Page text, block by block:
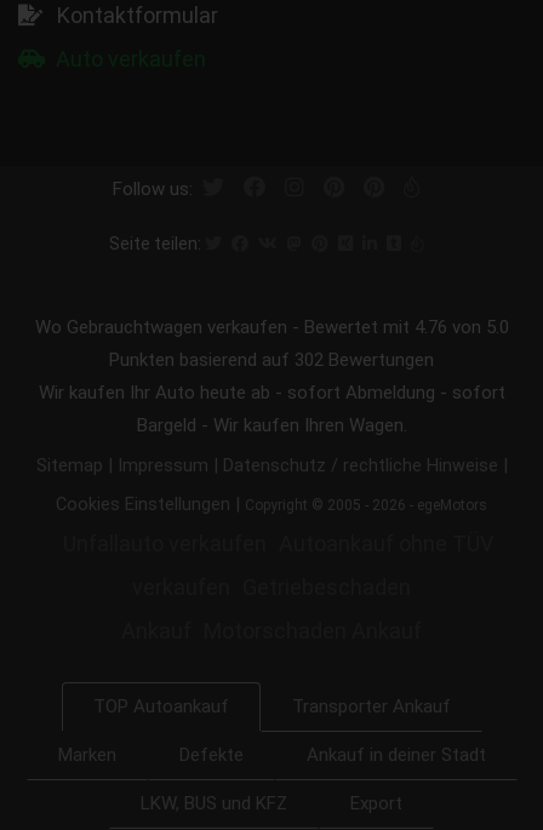
Kontaktformular
Follow us:
Seite teilen:
Wo Gebrauchtwagen verkaufen - Bewertet mit 4.76 von 5.0
Punkten basierend auf 302 Bewertungen
Wir kaufen Ihr Auto heute ab - sofort Abmeldung - sofort
Bargeld - Wir kaufen Ihren Wagen.
Sitemap | Impressum | Datenschutz / rechtliche Hinweise |
Cookies Einstellungen | Copyright © 2005 - 2026 - egeMotors
TOP Autoankauf Transporter Ankauf
Marken Defekte Ankauf in deiner Stadt
LKW, BUS und KFZ Export